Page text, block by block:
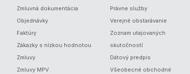
Zmluvná dokumentácia
Objednávky
Faktúry
Zákazky s nízkou hodnotou
Zmluvy
Zmluvy MPV
Právne služby
Verejné obstarávanie
Zoznam utajovaných
skutočností
Dátový predpis
Všeobecné obchodné